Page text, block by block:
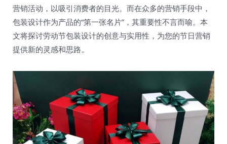
营销活动，以吸引消费者的目光。而在众多的营销手段中，
包装设计作为产品的“第一张名片”，其重要性不言而喻。本
文将探讨劳动节包装设计的创意与实用性，为您的节日营销
提供新的灵感和思路。